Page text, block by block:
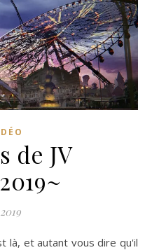
de JV